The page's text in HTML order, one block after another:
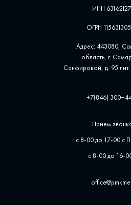
ИНН
ОГРН
Адрес: 443080,
область, г.
Санфировой, д. 95
+7(846)
Прием
с 8-00 до 17-00 с
с 8-00 до 16-